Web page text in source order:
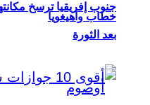
خطاب واهيغويا
جنوب إفريقيا ترسخ
بعد الثورة